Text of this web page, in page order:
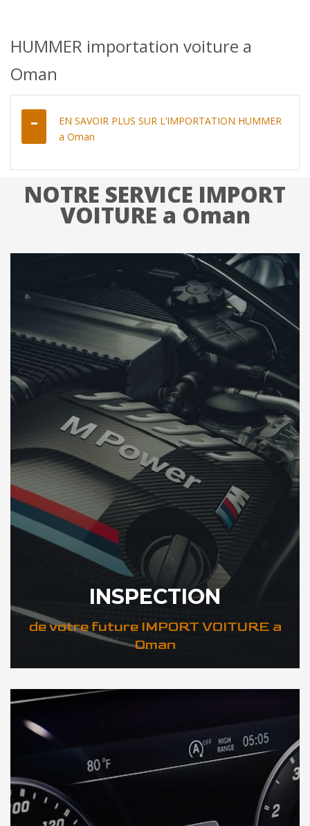
HUMMER importation voiture a
Oman
EN SAVOIR PLUS SUR L’IMPORTATION HUMMER
a Oman
NOTRE SERVICE IMPORT
VOITURE a Oman
INSPECTION
de votre future IMPORT VOITURE a
Oman
DÉCOUVREZ VOTRE INSPECTION AUTO a Oman